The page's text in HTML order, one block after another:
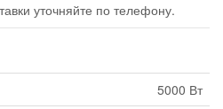
уточняйте по телефону.
5000 Вт